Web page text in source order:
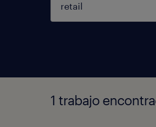
1 trabajo